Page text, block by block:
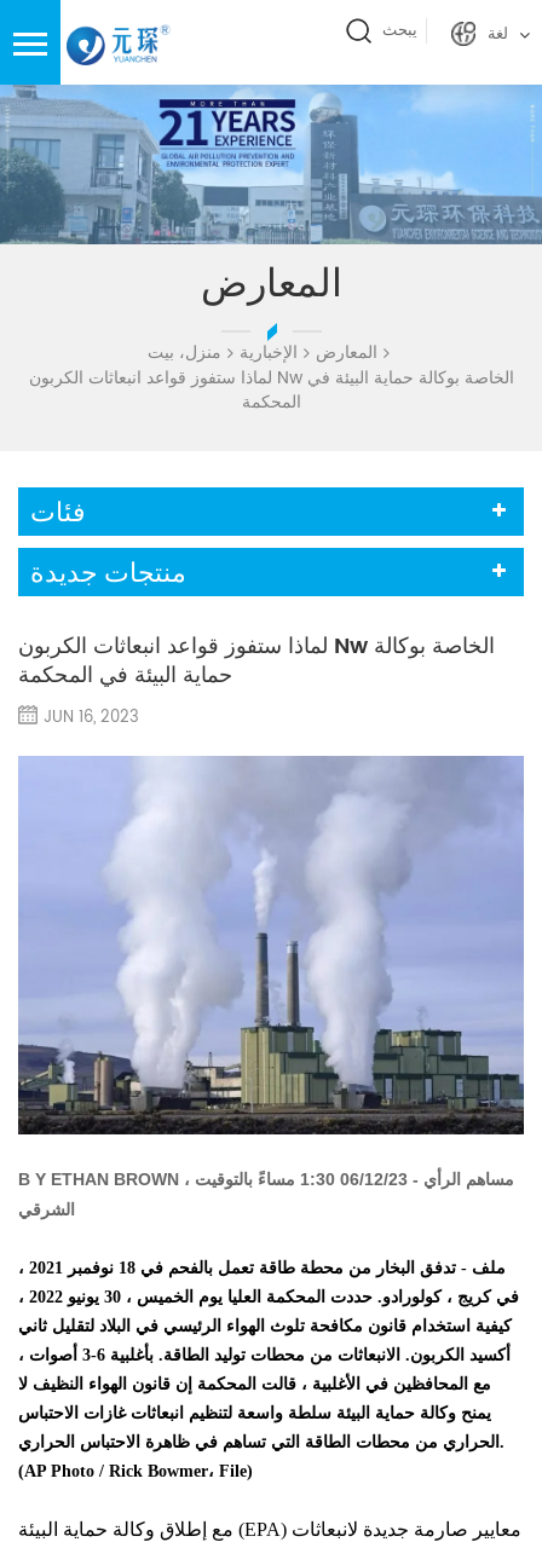
يبحث لغة
المعارض
منزل، بيت الإخبارية
المعارض
لماذا ستفوز قواعد انبعاثات الكربون Nw الخاصة بوكالة حماية البيئة في
المحكمة
فئات
منتجات جديدة
لماذا ستفوز قواعد انبعاثات الكربون Nw الخاصة بوكالة
حماية البيئة في المحكمة
JUN 16, 2023
B Y ETHAN BROWN ، مساهم الرأي - 06/12/23 1:30 مساءً بالتوقيت
الشرقي
ملف - تدفق البخار من محطة طاقة تعمل بالفحم في 18 نوفمبر 2021 ،
في كريج ، كولورادو. حددت المحكمة العليا يوم الخميس ، 30 يونيو 2022 ،
كيفية استخدام قانون مكافحة تلوث الهواء الرئيسي في البلاد لتقليل ثاني
أكسيد الكربون. الانبعاثات من محطات توليد الطاقة. بأغلبية 6-3 أصوات ،
مع المحافظين في الأغلبية ، قالت المحكمة إن قانون الهواء النظيف لا
يمنح وكالة حماية البيئة سلطة واسعة لتنظيم انبعاثات غازات الاحتباس
الحراري من محطات الطاقة التي تساهم في ظاهرة الاحتباس الحراري.
(AP Photo / Rick Bowmer، File)
مع إطلاق وكالة حماية البيئة (EPA) معايير صارمة جديدة لانبعاثات